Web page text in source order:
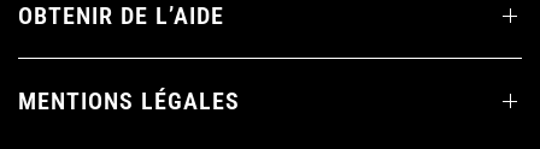
OBTENIR DE L’AIDE
MENTIONS LÉGALES